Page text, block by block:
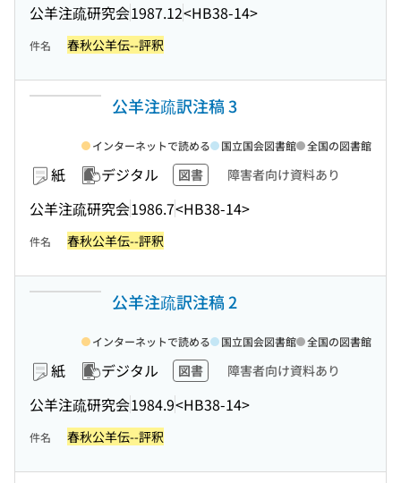
公羊注疏研究会1987.12<HB38-14>
件名 春秋公羊伝--評釈
公羊注疏訳注稿 3
紙 デジタル 図書 障害者向け資料あり
公羊注疏研究会1986.7<HB38-14>
インターネットで読める 国立国会図書館 全国の図書館
件名 春秋公羊伝--評釈
公羊注疏訳注稿 2
紙 デジタル 図書 障害者向け資料あり
公羊注疏研究会1984.9<HB38-14>
インターネットで読める 国立国会図書館 全国の図書館
件名 春秋公羊伝--評釈